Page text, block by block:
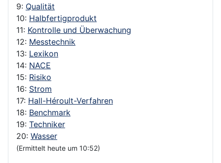
9: Qualität
10: Halbfertigprodukt
11: Kontrolle und Überwachung
12: Messtechnik
13: Lexikon
14: NACE
15: Risiko
16: Strom
17: Hall-Héroult-Verfahren
18: Benchmark
19: Techniker
20: Wasser
(Ermittelt heute um 10:52)